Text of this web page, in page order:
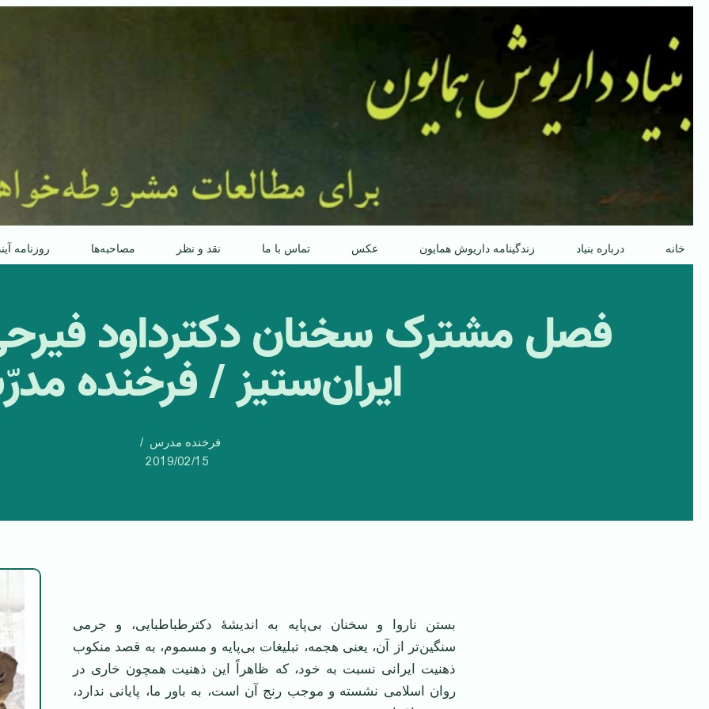
پرش
محتوا
خانه درباره بنیاد زندگینامه داریوش همایون عکس تماس با ما نقد و نظر مصاحبه‌ها روزنامه
فصل مشترک سخنان دکترداود
ایران‌ستیز / فرخنده
فرخنده مدرس
2019/02/15
بستن ناروا و سخنان بی‌پایه به اندیشۀ دکترطباطبایی، و جرمی
سنگین‌تر از آن، یعنی هجمه، تبلیغات بی‌‌پایه و مسموم، به قصد منکوب
ذهنیت ایرانی نسبت به خود، که ظاهراً این ذهنیت همچون خاری در
روان اسلامی‌ نشسته و موجب رنج آن است، به باور ما، پایانی ندارد،